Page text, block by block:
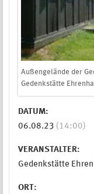
Außengelände der
Gedenkstätte
DATUM:
06.08.23 (14:00)
VERANSTALTER:
Gedenkstätte
ORT: